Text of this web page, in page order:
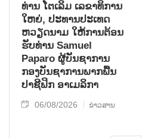
ທ່ານ ໂຕ​ເລິມ ເລ​ຂາ​ທິ​ການ​
ໃຫຍ່, ປະ​ທານ​ປະ​ເທດ ​
ຫວຽດ​ນາມ ໃຫ້​ການ​ຕ້ອນ​
ຮັບ​ທ່ານ Samuel
Paparo ຜູ້​ບັນ​ຊາ​ການ
ກອງ​ບັນ​ຊາ​ການພາກ​ພື້ນ​
ປາ​ຊີ​ຟິກ ອາ​ເມ​ລິ​ກາ
06/08/2026 ຂ່າວສານ